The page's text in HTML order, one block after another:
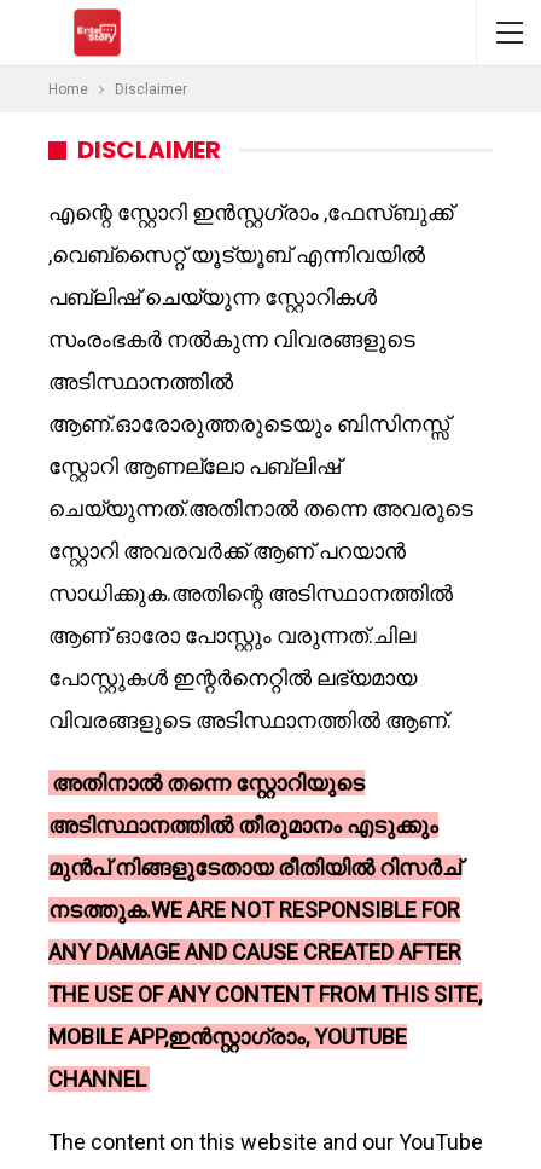
Home Disclaimer
DISCLAIMER
എന്റെ സ്റ്റോറി ഇൻസ്റ്റഗ്രാം ,ഫേസ്ബുക്ക്
,വെബ്സൈറ്റ് യൂട്യൂബ് എന്നിവയിൽ
പബ്ലിഷ് ചെയ്യുന്ന സ്റ്റോറികൾ
സംരംഭകർ നൽകുന്ന വിവരങ്ങളുടെ
അടിസ്ഥാനത്തിൽ
ആണ്.ഓരോരുത്തരുടെയും ബിസിനസ്സ്
സ്റ്റോറി ആണല്ലോ പബ്ലിഷ്
ചെയ്യുന്നത്.അതിനാൽ തന്നെ അവരുടെ
സ്റ്റോറി അവരവർക്ക് ആണ് പറയാൻ
സാധിക്കുക.അതിന്റെ അടിസ്ഥാനത്തിൽ
ആണ് ഓരോ പോസ്റ്റും വരുന്നത്.ചില
പോസ്റ്റുകൾ ഇന്റർനെറ്റിൽ ലഭ്യമായ
വിവരങ്ങളുടെ അടിസ്ഥാനത്തിൽ ആണ്.
അതിനാൽ തന്നെ സ്റ്റോറിയുടെ
അടിസ്ഥാനത്തിൽ തീരുമാനം എടുക്കും
മുൻപ് നിങ്ങളുടേതായ രീതിയിൽ റിസർച്
നടത്തുക.WE ARE NOT RESPONSIBLE FOR
ANY DAMAGE AND CAUSE CREATED AFTER
THE USE OF ANY CONTENT FROM THIS SITE,
MOBILE APP,ഇൻസ്റ്റാഗ്രാം, YOUTUBE
CHANNEL
The content on this website and our YouTube